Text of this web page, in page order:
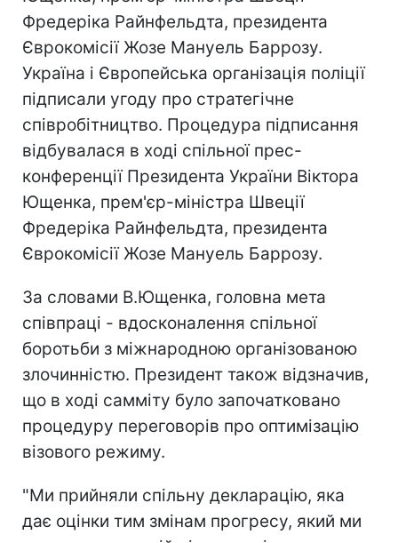
Фредеріка Райнфельдта, президента
Єврокомісії Жозе Мануель Баррозу.
Україна і Європейська організація поліції
підписали угоду про стратегічне
співробітництво. Процедура підписання
відбувалася в ході спільної прес-
конференції Президента України Віктора
Ющенка, прем'єр-міністра Швеції
Фредеріка Райнфельдта, президента
Єврокомісії Жозе Мануель Баррозу.
За словами В.Ющенка, головна мета
співпраці - вдосконалення спільної
боротьби з міжнародною організованою
злочинністю. Президент також відзначив,
що в ході самміту було започатковано
процедуру переговорів про оптимізацію
візового режиму.
"Ми прийняли спільну декларацію, яка
дає оцінки тим змінам прогресу, який ми